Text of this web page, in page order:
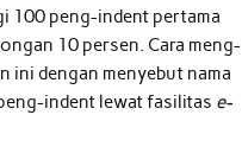
100 peng-indent pertama
10 persen. Cara meng-
ini dengan menyebut nama
indent lewat fasilitas e-